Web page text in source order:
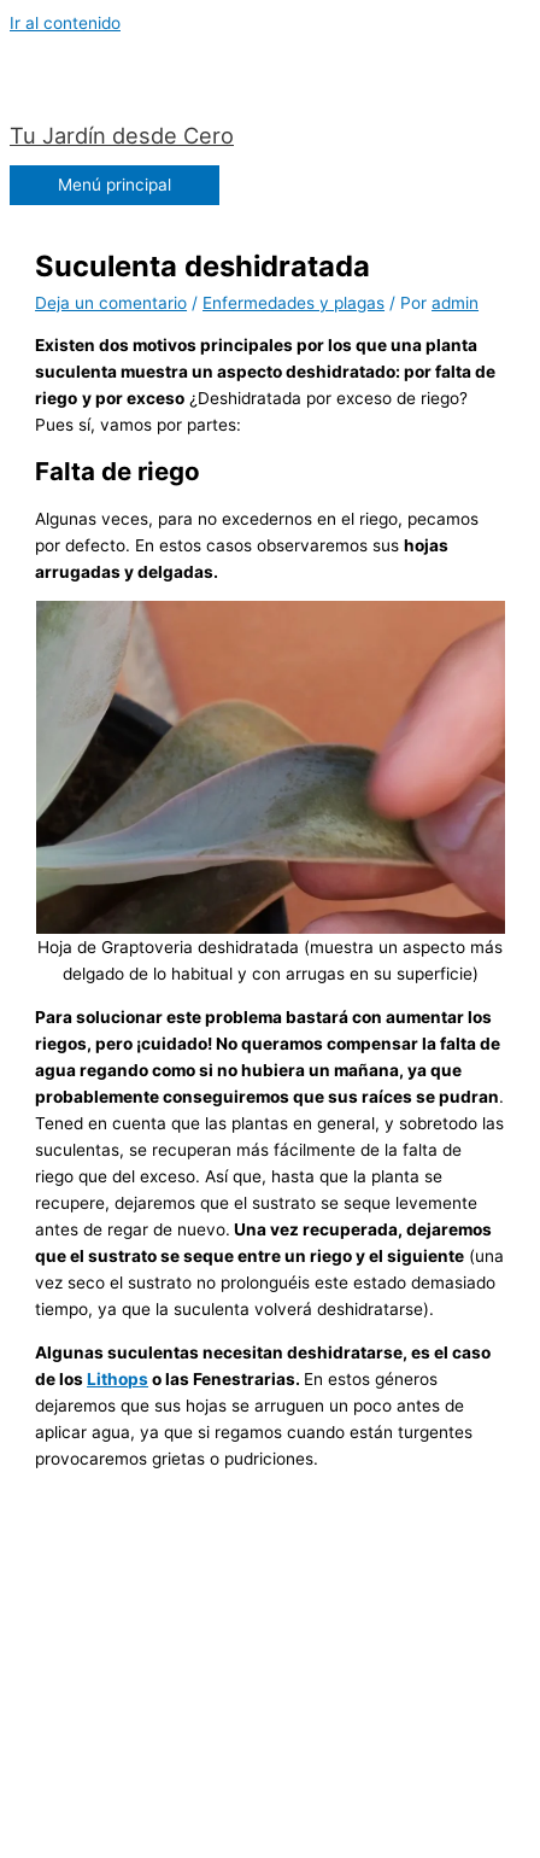
Ir al contenido
Tu Jardín desde Cero
Menú principal
Suculenta deshidratada
Deja un comentario / Enfermedades y plagas / Poradmin
Existen dos motivos principales por los que una planta
suculenta muestra un aspecto deshidratado: por falta de
riego y por exceso ¿Deshidratada por exceso de riego?
Pues sí, vamos por partes:
Falta de riego
Algunas veces, para no excedernos en el riego, pecamos
por defecto. En estos casos observaremos sushojas
arrugadas y delgadas.
Hoja de Graptoveria deshidratada (muestra un aspecto más
delgado de lo habitual y con arrugas en su superficie)
Para solucionar este problema bastará con aumentar los
riegos, pero ¡cuidado! No queramos compensar la falta de
agua regando como si no hubiera un mañana, ya que
probablemente conseguiremos que sus raíces se pudran.
Tened en cuenta que las plantas en general, y sobretodo las
suculentas, se recuperan más fácilmente de la falta de
riego que del exceso. Así que, hasta que la planta se
recupere, dejaremos que el sustrato se seque levemente
antes de regar de nuevo. Una vez recuperada, dejaremos
que el sustrato se seque entre un riego y el siguiente (una
vez seco el sustrato no prolonguéis este estado demasiado
tiempo, ya que la suculenta volverá deshidratarse).
Algunas suculentas necesitan deshidratarse, es el caso
de losLithopso las Fenestrarias. En estos géneros
dejaremos que sus hojas se arruguen un poco antes de
aplicar agua, ya que si regamos cuando están turgentes
provocaremos grietas o pudriciones.